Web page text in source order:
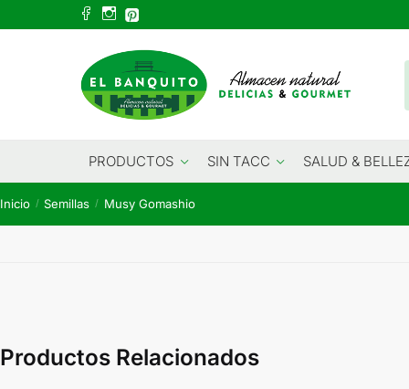
to
to
PRODUCTOS SIN TACC SALUD &
Inicio / Semillas / Musy Gomashio
Productos Relacionados